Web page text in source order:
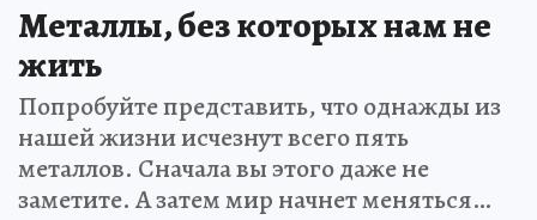
Металлы, без которых нам не
жить
Попробуйте представить, что однажды из
нашей жизни исчезнут всего пять
металлов. Сначала вы этого даже не
заметите. А затем мир начнет меняться…